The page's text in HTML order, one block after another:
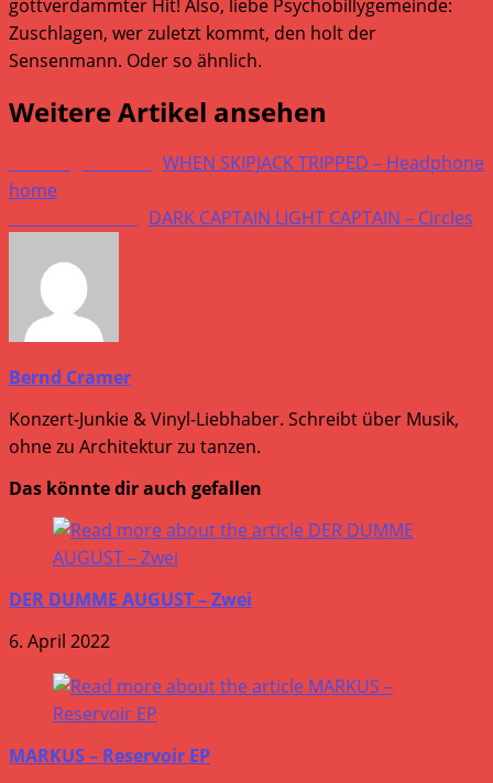
gottverdammter Hit! Also, liebe Psychobillygemeinde:
Zuschlagen, wer zuletzt kommt, den holt der
Sensenmann. Oder so ähnlich.
Weitere Artikel ansehen
WHEN SKIPJACK TRIPPED – Headphone
home
DARK CAPTAIN LIGHT CAPTAIN – Circles
Bernd Cramer
Konzert-Junkie & Vinyl-Liebhaber. Schreibt über Musik,
ohne zu Architektur zu tanzen.
Das könnte dir auch gefallen
DER DUMME AUGUST – Zwei
6. April 2022
MARKUS – Reservoir EP